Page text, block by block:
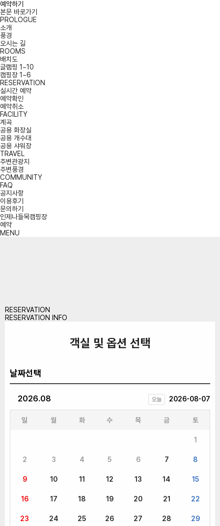
예약하기
본문 바로가기
PROLOGUE
소개
풍경
오시는 길
ROOMS
배치도
글램핑 1~10
캠핑장 1~6
RESERVATION
실시간 예약
예약확인
예약취소
FACILITY
계곡
공용 화장실
공용 개수대
공용 샤워장
TRAVEL
주변관광지
주변풍경
COMMUNITY
FAQ
공지사항
이용후기
문의하기
인제나들목캠핑장
예약
MENU
RESERVATION
RESERVATION INFO
객실 및 옵션 선택
날짜선택
2026.08 오늘 2026-08-07
일 월 화 수 목 금 토
1
2 3 4 5 6 7 8
9 10 11 12 13 14 15
16 17 18 19 20 21 22
23 24 25 26 27 28 29